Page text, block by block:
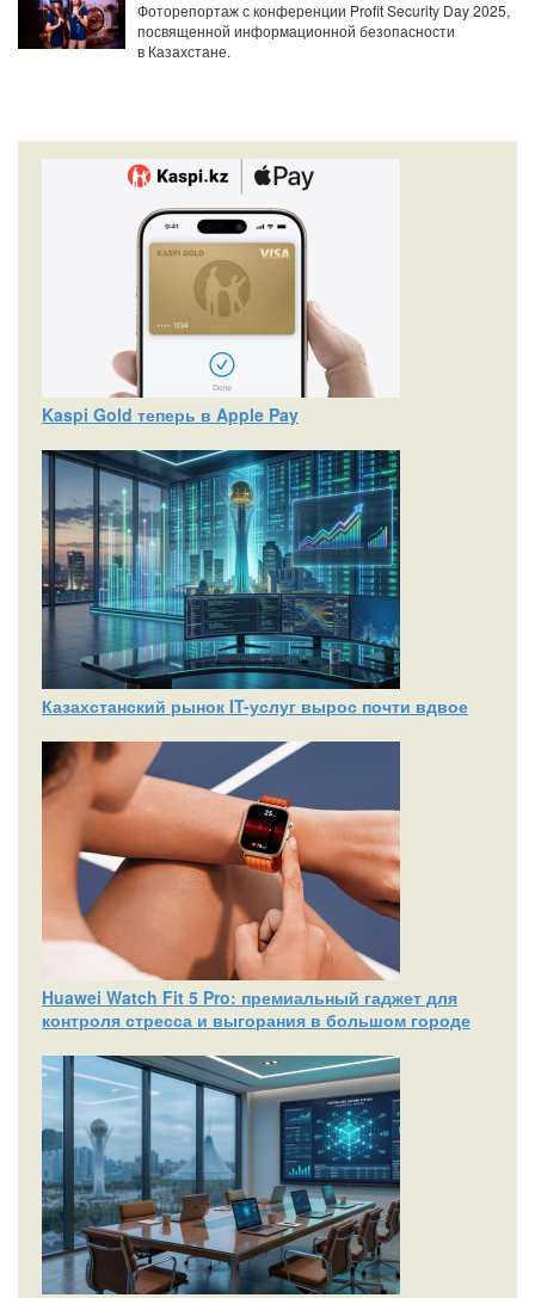
Фоторепортаж с конференции Profit Security Day 2025,
посвященной информационной безопасности
в Казахстане.
Kaspi Gold теперь в Apple Pay
Казахстанский рынок IT-услуг вырос почти вдвое
Huawei Watch Fit 5 Pro: премиальный гаджет для
контроля стресса и выгорания в большом городе